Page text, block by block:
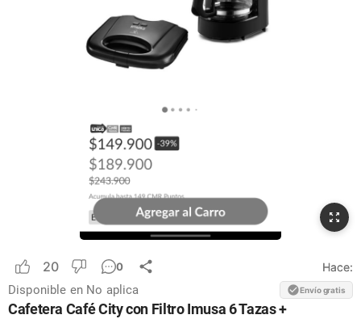
20 0 Hace:
Disponible en No aplica Envío gratis
Cafetera Café City con Filtro Imusa 6 Tazas +